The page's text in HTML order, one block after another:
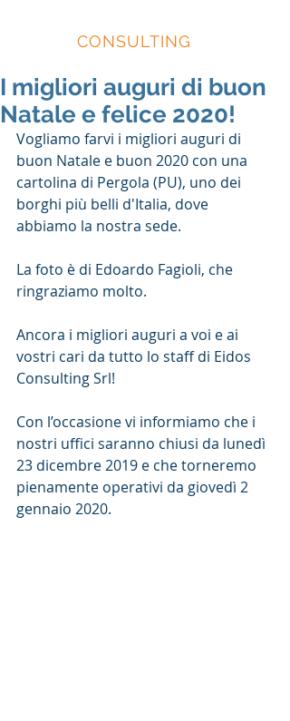
CONSULTING
I migliori auguri di buon
Natale e felice 2020!
Vogliamo farvi i migliori auguri di
buon Natale e buon 2020 con una
cartolina di Pergola (PU), uno dei
borghi più belli d'Italia, dove
abbiamo la nostra sede.
La foto è di Edoardo Fagioli, che
ringraziamo molto.
Ancora i migliori auguri a voi e ai
vostri cari da tutto lo staff di Eidos
Consulting Srl!
Con l’occasione vi informiamo che i
nostri uffici saranno chiusi da lunedì
23 dicembre 2019 e che torneremo
pienamente operativi da giovedì 2
gennaio 2020.